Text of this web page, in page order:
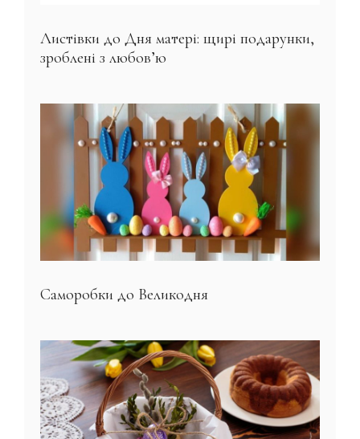
Листівки до Дня матері: щирі подарунки,
зроблені з любов’ю
Саморобки до Великодня